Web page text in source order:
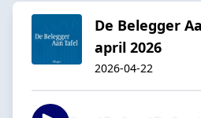
De Belegger
april 2026
2026-04-22